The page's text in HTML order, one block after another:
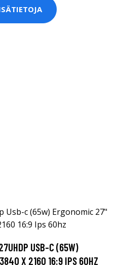
USB-C (65W)
X 2160 16:9 IPS 60HZ